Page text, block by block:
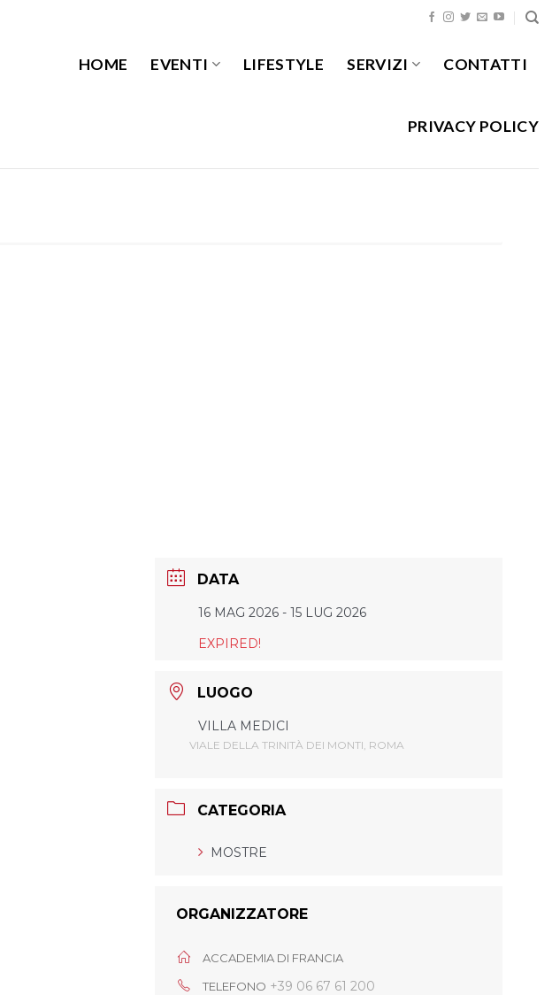
HOME EVENTI LIFESTYLE SERVIZI CONTATTI
PRIVACY POLICY
DATA
16 MAG 2026- 15 LUG 2026
EXPIRED!
LUOGO
VILLA MEDICI
VIALE DELLA TRINITÀ DEI MONTI, ROMA
CATEGORIA
MOSTRE
ORGANIZZATORE
ACCADEMIA DI FRANCIA
TELEFONO +39 06 67 61 200